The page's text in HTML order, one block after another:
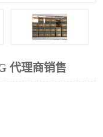
代理商销售